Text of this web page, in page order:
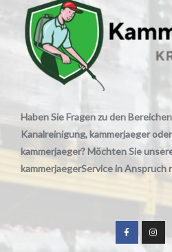
Haben Sie Fragen zu den
Kanalreinigung, kammerjaeger oder
kammerjaeger? Möchten Sie
kammerjaegerService in Anspruch